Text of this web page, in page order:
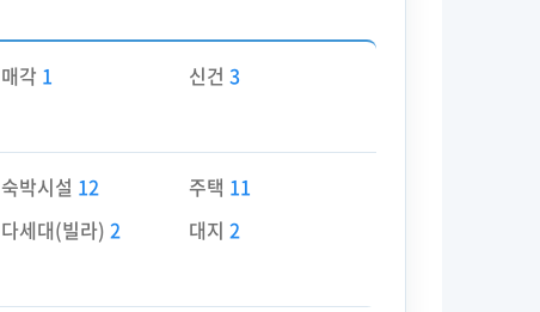
매각 1 신건 3
숙박시설 12 주택 11
다세대(빌라) 2 대지 2